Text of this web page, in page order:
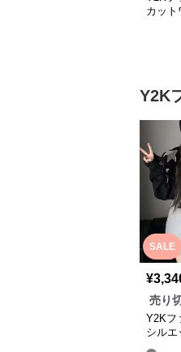
カット
Y2K
SALE
¥
売り
Y2Kフ
シルエ